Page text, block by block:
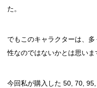
た。
でもこのキャラクターは、
性なのではないかとは思いま
今回私が購入した 50, 70,